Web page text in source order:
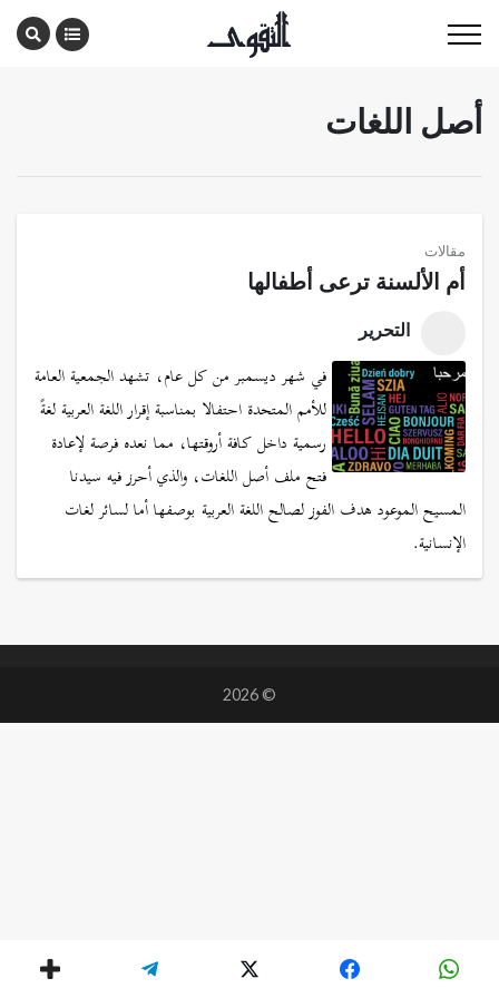
أصل اللغات
مقالات
أم الألسنة ترعى أطفالها
التحرير
في شهر ديسمبر من كل عام، تشهد الجمعية العامة
للأمم المتحدة احتفالا بمناسبة إقرار اللغة العربية لغةً
رسمية داخل كافة أروقتها، مما نعده فرصة لإعادة
فتح ملف أصل اللغات، والذي أحرز فيه سيدنا
المسيح الموعود هدف الفوز لصالح اللغة العربية بوصفها أما لسائر لغات
الإنسانية.
© 2026